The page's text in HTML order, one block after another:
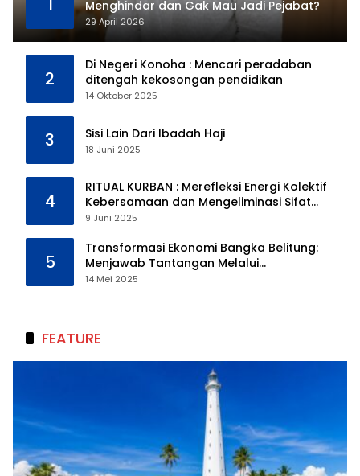
1
Menghindar dan Gak Mau Jadi Pejabat?
29 April 2026
2
Di Negeri Konoha : Mencari peradaban
ditengah kekosongan pendidikan
14 Oktober 2025
3 Sisi Lain Dari Ibadah Haji
18 Juni 2025
4
RITUAL KURBAN : Merefleksi Energi Kolektif
Kebersamaan dan Mengeliminasi Sifat
Kebinatangan Manusia
9 Juni 2025
5
Transformasi Ekonomi Bangka Belitung:
Menjawab Tantangan Melalui
Pengelolaan Sumber Daya Alam yang
14 Mei 2025
FEATURE